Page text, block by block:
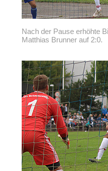
Nach der Pause erhöhte
Matthias Brunner auf 2:0.